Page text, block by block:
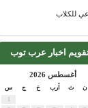
للكلاب
اخبار عرب توب
أغسطس 2026
أرب س